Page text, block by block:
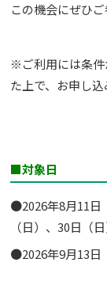
この機会にぜひ
※ご利用には条件
た上で、お申し込
■対象日
●2026年8月11日
（日）、30日（日
●2026年9月13日